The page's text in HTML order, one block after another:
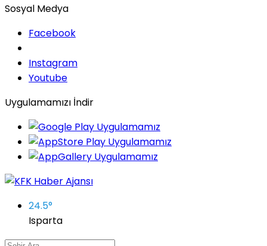
Sosyal Medya
Facebook
Instagram
Youtube
Uygulamamızı İndir
24.5°
Isparta